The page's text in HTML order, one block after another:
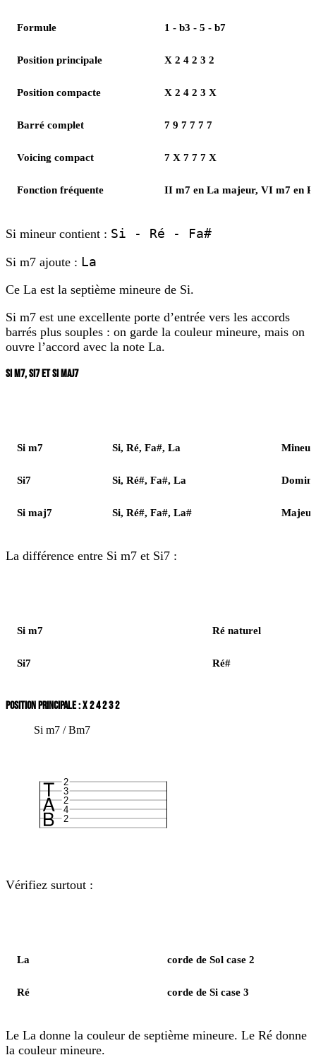
Formule 1 - b3 - 5 - b7
Position principale X 2 4 2 3 2
Position compacte X 2 4 2 3 X
Barré complet 7 9 7 7 7 7
Voicing compact 7 X 7 7 7 X
Fonction fréquente II m7 en La majeur, VI m7 en
Si mineur contient : Si - Ré - Fa#
Si m7 ajoute : La
Ce La est la septième mineure de Si.
Si m7 est une excellente porte d’entrée vers les accords
barrés plus souples : on garde la couleur mineure, mais on
ouvre l’accord avec la note La.
SI M7, SI7 ET SI MAJ7
Si m7 Si, Ré, Fa#, La
Si7 Si, Ré#, Fa#, La
Si maj7 Si, Ré#, Fa#, La#
La différence entre Si m7 et Si7 :
Si m7 Ré naturel
Si7 Ré#
POSITION PRINCIPALE : X 2 4 2 3 2
Si m7 / Bm7
2
4
2
3
2
Vérifiez surtout :
La corde de Sol case 2
Ré corde de Si case 3
Le La donne la couleur de septième mineure. Le Ré donne
la couleur mineure.